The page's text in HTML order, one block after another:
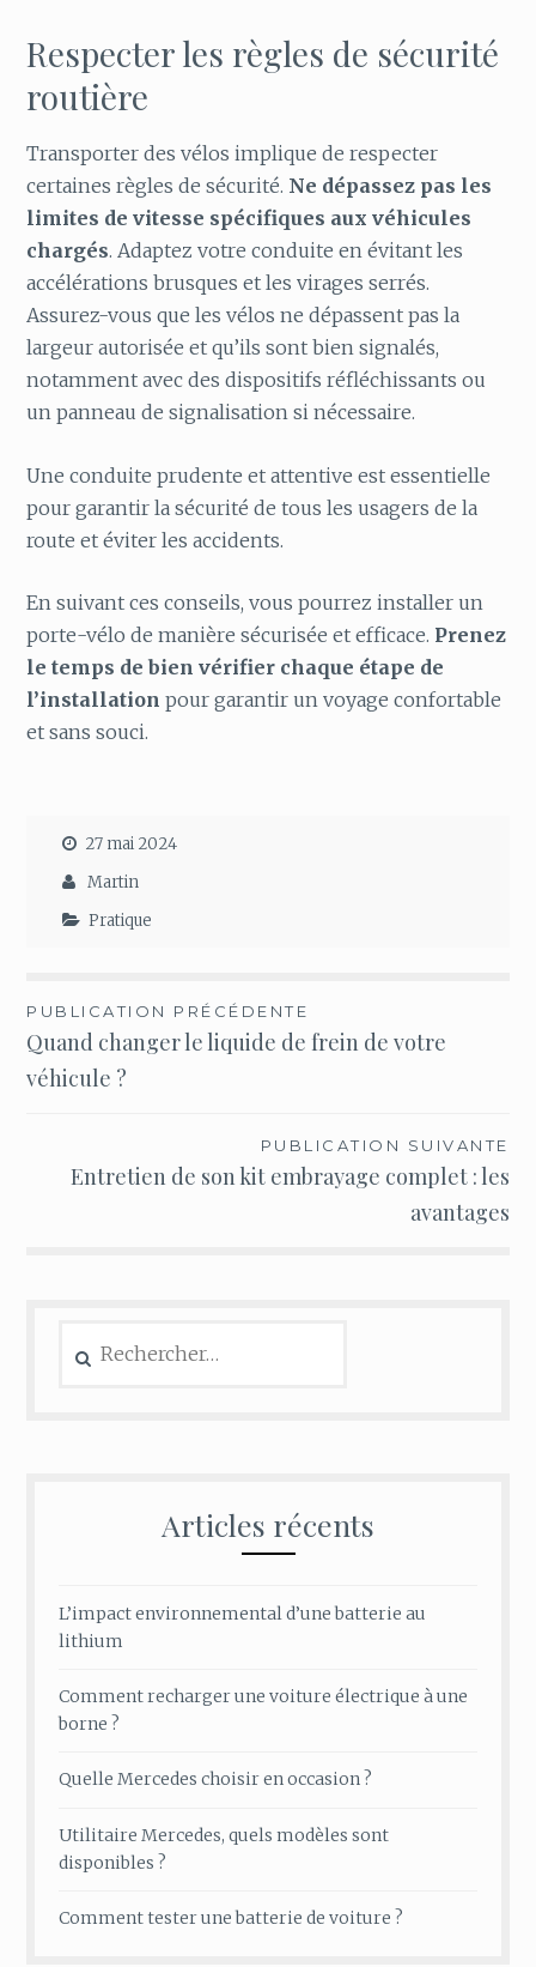
Respecter les règles de sécurité
routière
Transporter des vélos implique de respecter
certaines règles de sécurité. Ne dépassez pas les
limites de vitesse spécifiques aux véhicules
chargés. Adaptez votre conduite en évitant les
accélérations brusques et les virages serrés.
Assurez-vous que les vélos ne dépassent pas la
largeur autorisée et qu’ils sont bien signalés,
notamment avec des dispositifs réfléchissants ou
un panneau de signalisation si nécessaire.
Une conduite prudente et attentive est essentielle
pour garantir la sécurité de tous les usagers de la
route et éviter les accidents.
En suivant ces conseils, vous pourrez installer un
porte-vélo de manière sécurisée et efficace. Prenez
le temps de bien vérifier chaque étape de
l’installation pour garantir un voyage confortable
et sans souci.
27 mai 2024
Martin
Pratique
Navigation
de
PUBLICATION PRÉCÉDENTE
Quand changer le liquide de frein de votre
véhicule ?
PUBLICATION SUIVANTE
Entretien de son kit embrayage complet : les
avantages
Articles récents
L’impact environnemental d’une batterie au
lithium
Comment recharger une voiture électrique à une
borne ?
Quelle Mercedes choisir en occasion ?
Utilitaire Mercedes, quels modèles sont
disponibles ?
Comment tester une batterie de voiture ?